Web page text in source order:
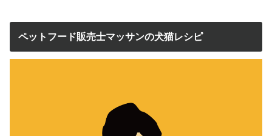
ペットフード販売士マッサンの犬猫レシピ